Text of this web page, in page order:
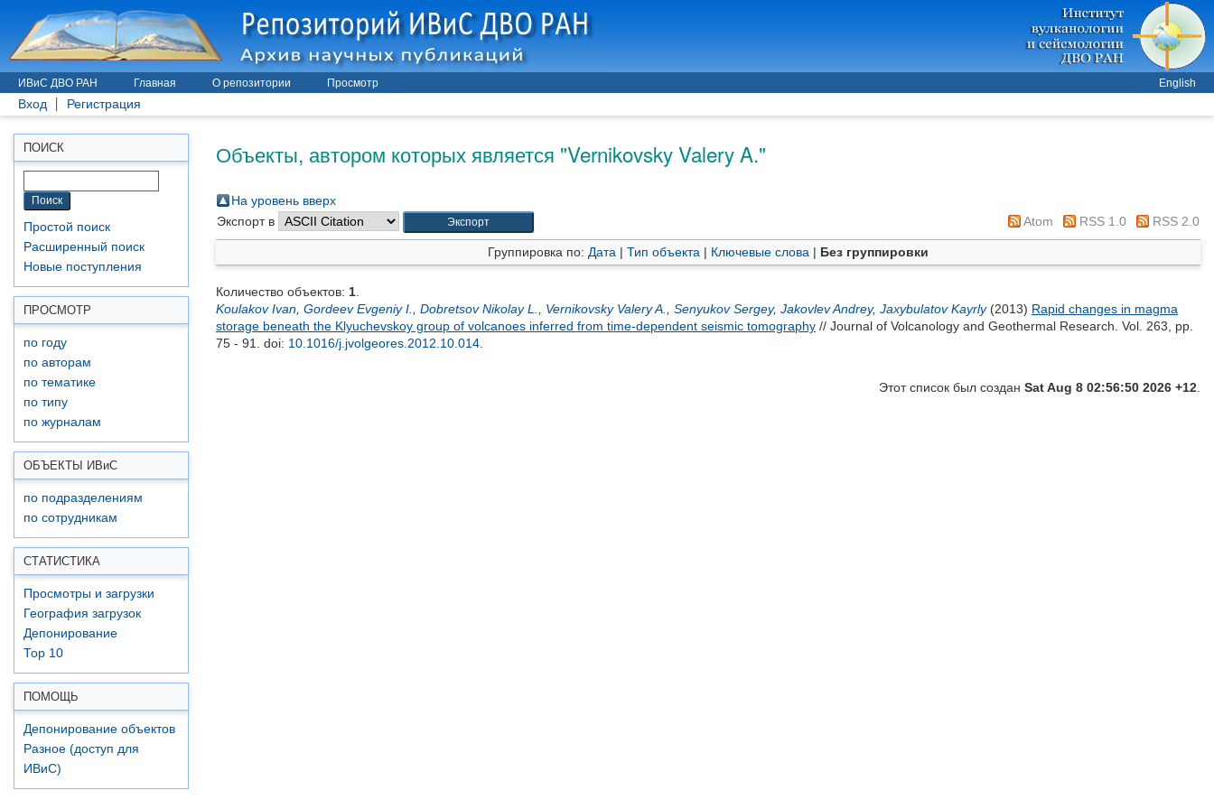
ИВиС ДВО РАН Главная О репозитории Просмотр English
Вход Регистрация
ПОИСК
Простой поиск
Расширенный поиск
Новые поступления
ПРОСМОТР
по году
по авторам
по тематике
по типу
по журналам
ОБЪЕКТЫ ИВиС
по подразделениям
по сотрудникам
СТАТИСТИКА
Просмотры и загрузки
География загрузок
Депонирование
Top 10
ПОМОЩЬ
Депонирование объектов
Разное (доступ для
ИВиС)
Объекты, автором которых является "Vernikovsky Valery A."
На уровень вверх
Экспорт в
Atom RSS 1.0 RSS 2.0
Группировка по: Дата | Тип объекта | Ключевые слова | Без группировки
Количество объектов: 1
Koulakov Ivan Gordeev Evgeniy I. Dobretsov Nikolay L. Vernikovsky Valery A. Senyukov Sergey, Jakovlev Andrey, Jaxybulatov Kayrly(2013) Rapid changes in magma
storage beneath the Klyuchevskoy group of volcanoes inferred from time-dependent seismic tomography // Journal of Volcanology and Geothermal Research. Vol. 263, pp.
75 - 91. doi: 10.1016/j.jvolgeores.2012.10.014
Этот список был создан Sat Aug 8 02:56:50 2026 +12